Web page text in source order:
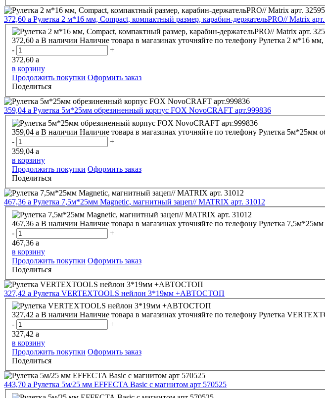
372,60 a Рулетка 2 м*16 мм, Compact, компактный размер, карабин-держательPRO// Matrix
372,60 a В наличии Наличие товара в магазинах уточняйте по телефону Рулетка 2 м*16 мм,
-
+
372,60 a
в корзину
Продолжить покупки Оформить заказ
Поделиться
359,04 a Рулетка 5м*25мм обрезиненный корпус FOX NovoCRAFT арт.999836
359,04 a В наличии Наличие товара в магазинах уточняйте по телефону Рулетка 5м*25мм
-
+
359,04 a
в корзину
Продолжить покупки Оформить заказ
Поделиться
467,36 a Рулетка 7,5м*25мм Magnetic, магнитный зацеп// MATRIX арт. 31012
467,36 a В наличии Наличие товара в магазинах уточняйте по телефону Рулетка
-
+
467,36 a
в корзину
Продолжить покупки Оформить заказ
Поделиться
327,42 a Рулетка VERTEXTOOLS нейлон 3*19мм +АВТОСТОП
327,42 a В наличии Наличие товара в магазинах уточняйте по телефону Рулетка
-
+
327,42 a
в корзину
Продолжить покупки Оформить заказ
Поделиться
443,70 a Рулетка 5м/25 мм EFFECTA Basic с магнитом арт 570525